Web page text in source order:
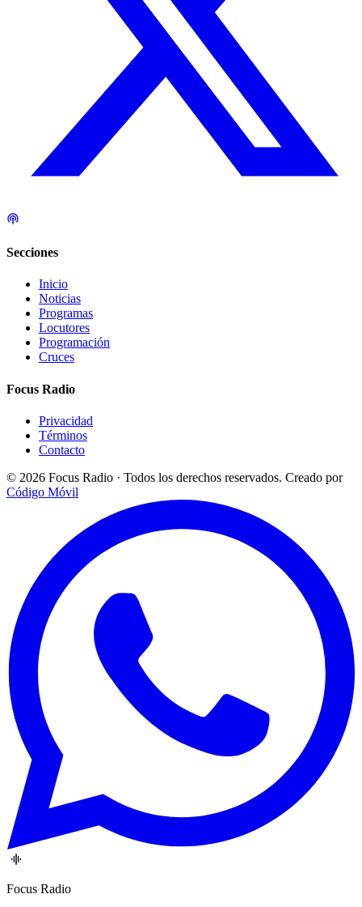
Secciones
Inicio
Noticias
Programas
Locutores
Programación
Cruces
Focus Radio
Privacidad
Términos
Contacto
© 2026 Focus Radio · Todos los derechos reservados. Creado por
Código Móvil
Focus Radio